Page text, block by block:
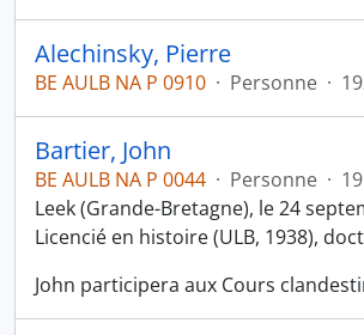
Alechinsky, Pierre
BE AULB NA P 0910 · Personne ·
Bartier, John
BE AULB NA P 0044 · Personne ·
Leek (Grande-Bretagne), le 24
Licencié en histoire (ULB, 1938),
John participera aux Cours